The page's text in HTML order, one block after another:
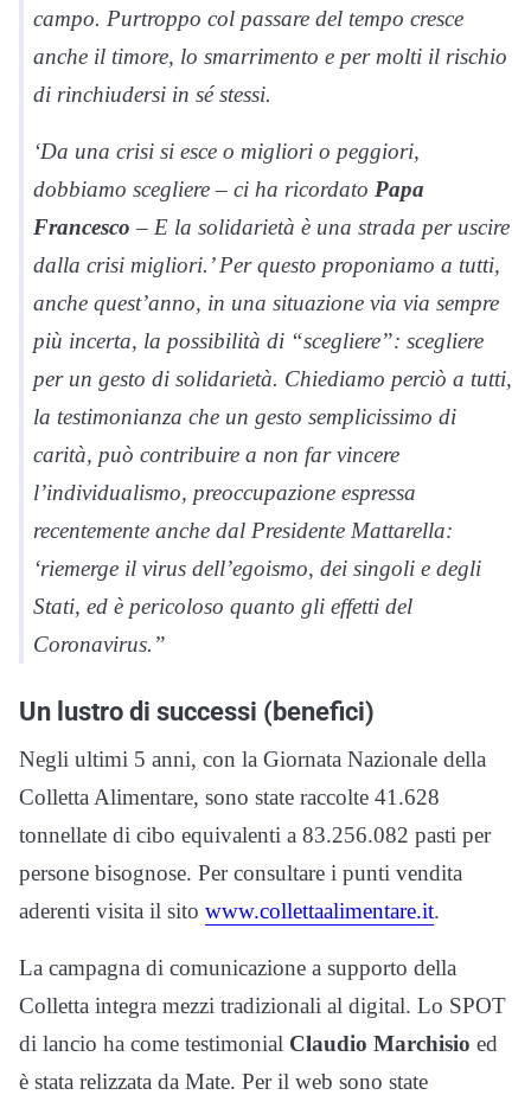
campo. Purtroppo col passare del tempo cresce
anche il timore, lo smarrimento e per molti il rischio
di rinchiudersi in sé stessi.
‘Da una crisi si esce o migliori o peggiori,
dobbiamo scegliere – ci ha ricordato Papa
Francesco – E la solidarietà è una strada per uscire
dalla crisi migliori.’ Per questo proponiamo a tutti,
anche quest’anno, in una situazione via via sempre
più incerta, la possibilità di “scegliere”: scegliere
per un gesto di solidarietà. Chiediamo perciò a tutti,
la testimonianza che un gesto semplicissimo di
carità, può contribuire a non far vincere
l’individualismo, preoccupazione espressa
recentemente anche dal Presidente Mattarella:
‘riemerge il virus dell’egoismo, dei singoli e degli
Stati, ed è pericoloso quanto gli effetti del
Coronavirus.”
Un lustro di successi (benefici)
Negli ultimi 5 anni, con la Giornata Nazionale della
Colletta Alimentare, sono state raccolte 41.628
tonnellate di cibo equivalenti a 83.256.082 pasti per
persone bisognose. Per consultare i punti vendita
aderenti visita il sito www.collettaalimentare.it.
La campagna di comunicazione a supporto della
Colletta integra mezzi tradizionali al digital. Lo SPOT
di lancio ha come testimonial Claudio Marchisio ed
è stata relizzata da Mate. Per il web sono state